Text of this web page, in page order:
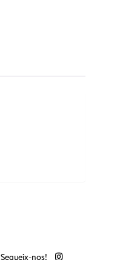
Segueix-nos!